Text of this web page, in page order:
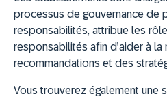
processus de gouvernance de
responsabilités, attribue les
responsabilités afin d’aider à
recommandations et des
Vous trouverez également une